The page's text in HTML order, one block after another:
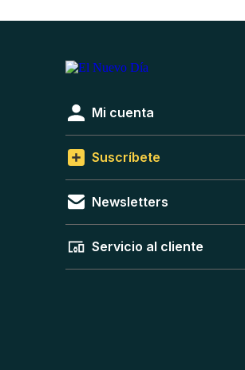
Mi cuenta
Suscríbete
Newsletters
Servicio al cliente